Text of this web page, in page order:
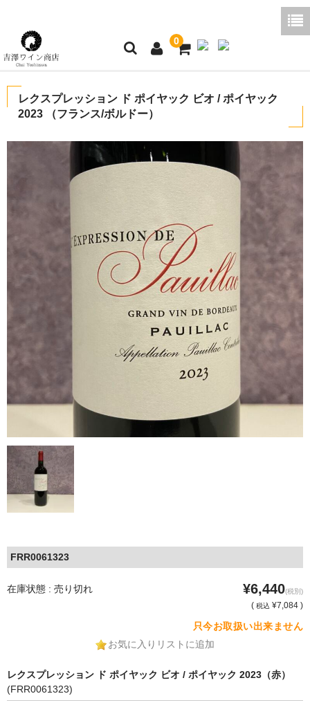
0
ご利用ガイド
好みから探す
よくあるご質問
お問い合わせ
レクスプレッション ド ポイヤック ビオ / ポイヤック
2023 （フランス/ボルドー）
FRR0061323
在庫状態 : 売り切れ ¥6,440(税別)
( 税込 ¥7,084 )
只今お取扱い出来ません
お気に入りリストに追加
レクスプレッション ド ポイヤック ビオ / ポイヤック 2023（赤）
(FRR0061323)